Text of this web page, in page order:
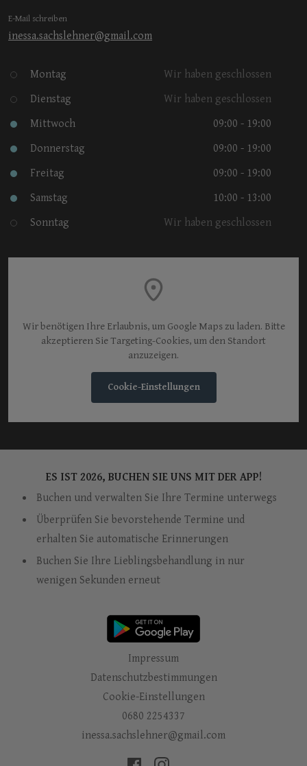
E-Mail schreiben
inessa.sachslehner@gmail.com
Montag
Wir haben geschlossen
Dienstag
Wir haben geschlossen
Mittwoch
09:00 - 19:00
Donnerstag
09:00 - 19:00
Freitag
09:00 - 19:00
Samstag
10:00 - 13:00
Sonntag
Wir haben geschlossen
Wir benötigen Ihre Erlaubnis, um Google Maps zu laden. Bitte
akzeptieren Sie Targeting-Cookies, um den Standort
anzuzeigen.
Cookie-Einstellungen
ES IST 2026, BUCHEN SIE UNS MIT DER APP!
Buchen und verwalten Sie Ihre Termine unterwegs
Überprüfen Sie bevorstehende Termine und
erhalten Sie automatische Erinnerungen
Buchen Sie Ihre Lieblingsbehandlung in nur
wenigen Sekunden erneut
Impressum
Datenschutzbestimmungen
Cookie-Einstellungen
0680 2254337
inessa.sachslehner@gmail.com